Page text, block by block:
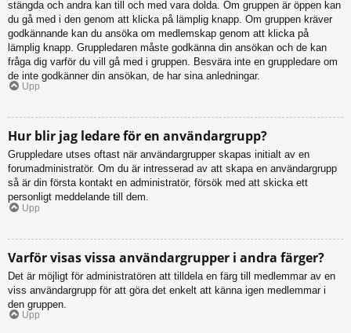
stängda och andra kan till och med vara dolda. Om gruppen är öppen kan
du gå med i den genom att klicka på lämplig knapp. Om gruppen kräver
godkännande kan du ansöka om medlemskap genom att klicka på
lämplig knapp. Gruppledaren måste godkänna din ansökan och de kan
fråga dig varför du vill gå med i gruppen. Besvära inte en gruppledare om
de inte godkänner din ansökan, de har sina anledningar.
Upp
Hur blir jag ledare för en användargrupp?
Gruppledare utses oftast när användargrupper skapas initialt av en
forumadministratör. Om du är intresserad av att skapa en användargrupp
så är din första kontakt en administratör, försök med att skicka ett
personligt meddelande till dem.
Upp
Varför visas vissa användargrupper i andra färger?
Det är möjligt för administratören att tilldela en färg till medlemmar av en
viss användargrupp för att göra det enkelt att känna igen medlemmar i
den gruppen.
Upp